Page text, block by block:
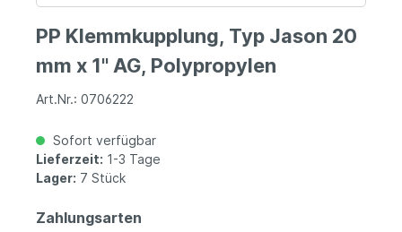
PP Klemmkupplung, Typ Jason 20
mm x 1" AG, Polypropylen
Art.Nr.: 0706222
Sofort verfügbar
Lieferzeit: 1-3 Tage
Lager: 7 Stück
Zahlungsarten